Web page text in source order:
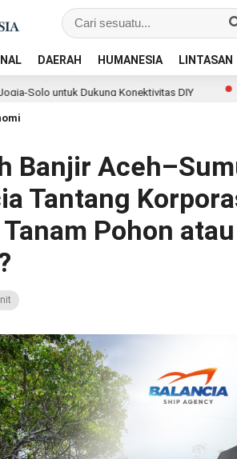
DAERAH HUMANESIA LINTASAN
Dukung Konektivitas DIY Bukti
Banjir
Tantang
Pohon